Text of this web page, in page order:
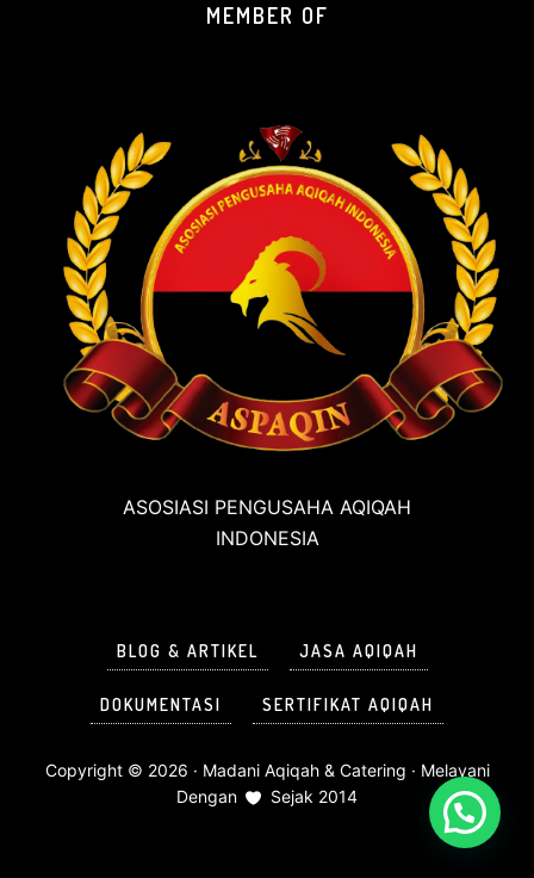
MEMBER OF
ASOSIASI PENGUSAHA AQIQAH
INDONESIA
BLOG & ARTIKEL JASA AQIQAH
DOKUMENTASI SERTIFIKAT AQIQAH
Copyright © 2026 · Madani Aqiqah & Catering · Melayani
Dengan
Sejak 2014